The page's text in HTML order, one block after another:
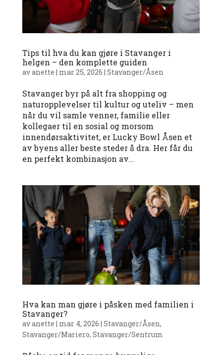
Tips til hva du kan gjøre i Stavanger i
helgen – den komplette guiden
avanette | mar 25, 2026 | Stavanger/Åsen
Stavanger byr på alt fra shopping og
naturopplevelser til kultur og uteliv – men
når du vil samle venner, familie eller
kollegaer til en sosial og morsom
innendørsaktivitet, er Lucky Bowl Åsen et
av byens aller beste steder å dra. Her får du
en perfekt kombinasjon av...
Hva kan man gjøre i påsken med familien i
Stavanger?
avanette | mar 4, 2026 | Stavanger/Åsen,
Stavanger/Mariero, Stavanger/Sentrum